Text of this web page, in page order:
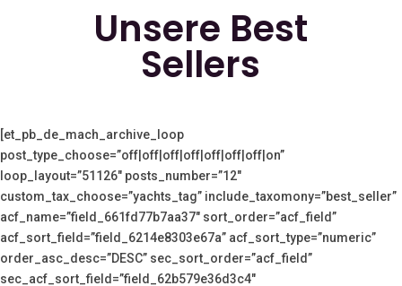
Unsere Best
Sellers
[et_pb_de_mach_archive_loop
post_type_choose=”off|off|off|off|off|off|off|on”
loop_layout=”51126″ posts_number=”12″
custom_tax_choose=”yachts_tag” include_taxomony=”best_seller”
acf_name=”field_661fd77b7aa37″ sort_order=”acf_field”
acf_sort_field=”field_6214e8303e67a” acf_sort_type=”numeric”
order_asc_desc=”DESC” sec_sort_order=”acf_field”
sec_acf_sort_field=”field_62b579e36d3c4″